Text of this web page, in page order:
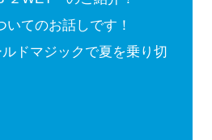
いてのお話しです！
ドマジックで夏を乗り切